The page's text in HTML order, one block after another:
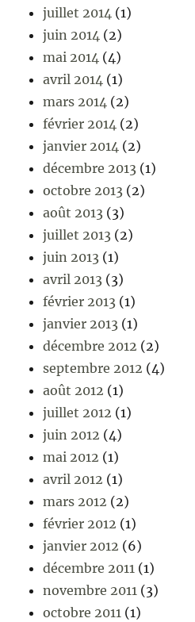
juillet 2014 (1)
juin 2014 (2)
mai 2014 (4)
avril 2014 (1)
mars 2014 (2)
février 2014 (2)
janvier 2014 (2)
décembre 2013 (1)
octobre 2013 (2)
août 2013 (3)
juillet 2013 (2)
juin 2013 (1)
avril 2013 (3)
février 2013 (1)
janvier 2013 (1)
décembre 2012 (2)
septembre 2012 (4)
août 2012 (1)
juillet 2012 (1)
juin 2012 (4)
mai 2012 (1)
avril 2012 (1)
mars 2012 (2)
février 2012 (1)
janvier 2012 (6)
décembre 2011 (1)
novembre 2011 (3)
octobre 2011 (1)